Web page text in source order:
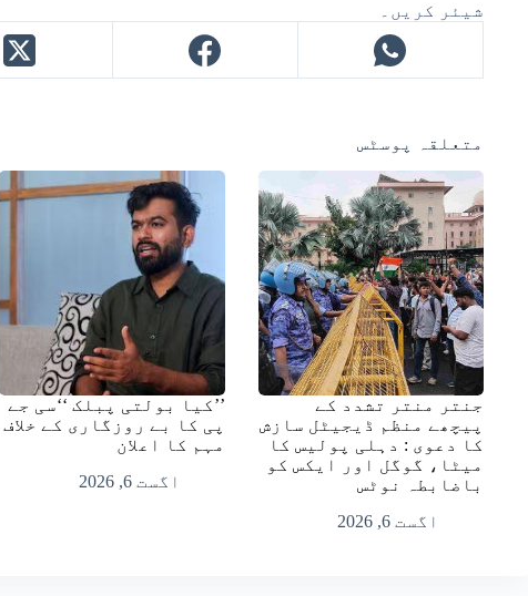
شیئر کریں۔
متعلقہ پوسٹس
جنتر منتر تشدد کے
پیچھے منظم ڈیجیٹل سازش
کا دعوی : دہلی پولیس کا
میٹا، گوگل اور ایکس کو
باضابطہ نوٹس
اگست 6, 2026
’’کیا بولتی پبلک ‘‘سی جے
پی کا بے روزگاری کے خلاف
مہم کا اعلان
اگست 6, 2026